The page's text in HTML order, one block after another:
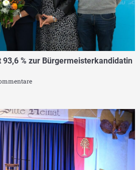
93,6 % zur Bürgermeisterkandidatin